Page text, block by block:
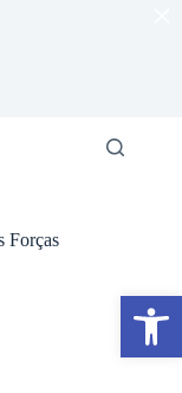
Abrir a barra de ferramentas
Forças